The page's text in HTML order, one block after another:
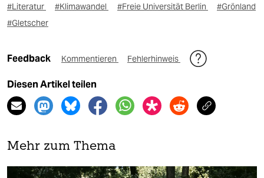
#Literatur #Klimawandel #Freie Universität Berlin
#Grönland
#Gletscher
Feedback Kommentieren Fehlerhinweis
Diesen Artikel teilen
Mehr zum Thema